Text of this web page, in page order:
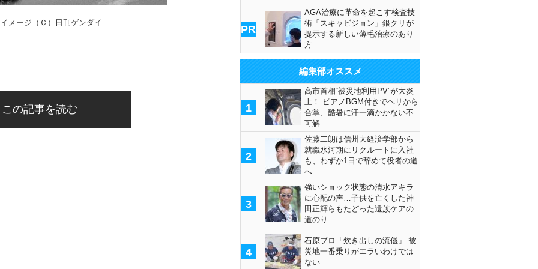
メージ（Ｃ）日刊ゲンダイ
この記事を読む
PR
AGA治療に革命を起こす検査技
術「スキャビジョン」銀クリが
提示する新しい薄毛治療のあり
方
編集部オススメ
1
高市首相“被災地利用PV”が大炎
上！ ピアノBGM付きでヘリから
合掌、酷暑に汗一滴かかない不
可解
2
佐藤二朗は信州大経済学部から
就職氷河期にリクルートに入社
も、わずか1日で辞めて役者の道
へ
3
強いショック状態の清水アキラ
に心配の声…子供を亡くした神
田正輝らもたどった遺族ケアの
道のり
4
石原プロ「炊き出しの流儀」 被
災地一番乗りがエラいわけでは
ない